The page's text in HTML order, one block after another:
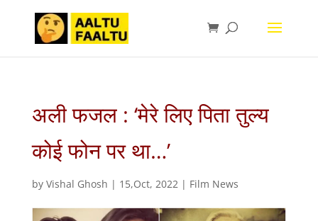
अली फजल : ‘मेरे लिए पिता तुल्य
कोई फोन पर था…’
by Vishal Ghosh | 15,Oct, 2022| Film News